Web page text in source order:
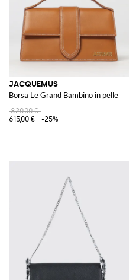
JACQUEMUS
Borsa Le Grand Bambino in pelle
820,00 €
615,00 €
-25%